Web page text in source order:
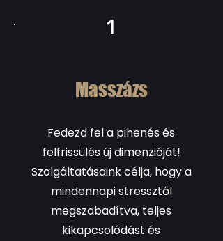
1
Masszázs
Fedezd fel a pihenés és
felfrissülés új dimenzióját!
Szolgáltatásaink célja, hogy a
mindennapi stressztől
megszabadítva, teljes
kikapcsolódást és